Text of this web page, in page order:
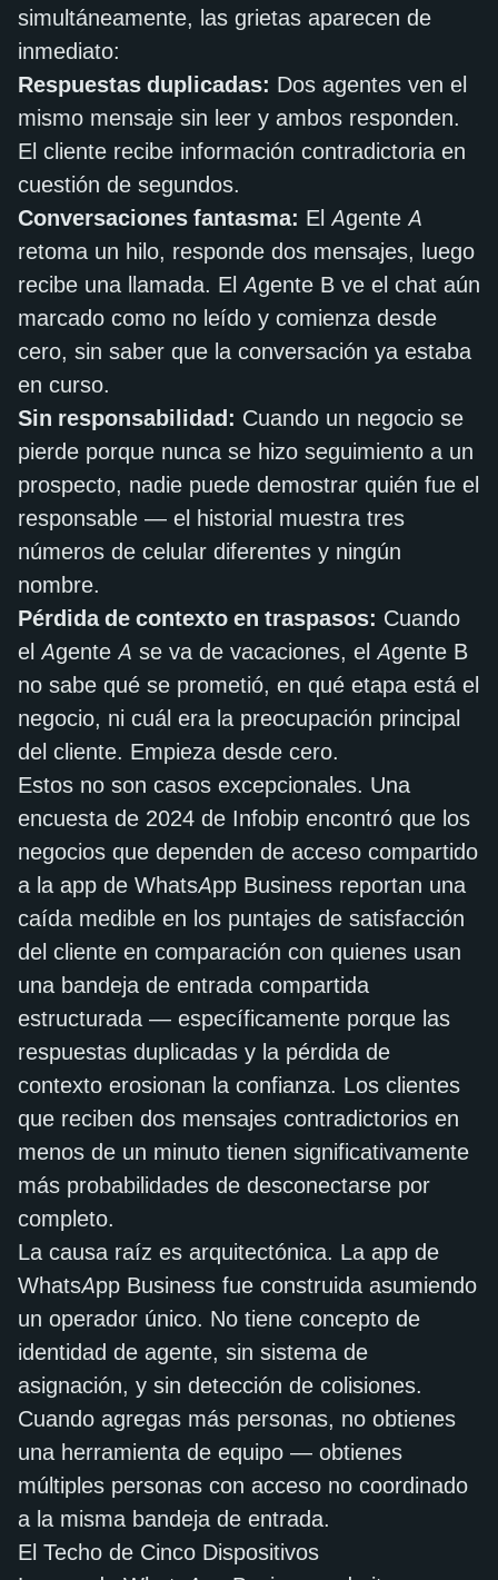
simultáneamente, las grietas aparecen de
inmediato:
Respuestas duplicadas: Dos agentes ven el
mismo mensaje sin leer y ambos responden.
El cliente recibe información contradictoria en
cuestión de segundos.
Conversaciones fantasma: El Agente A
retoma un hilo, responde dos mensajes, luego
recibe una llamada. El Agente B ve el chat aún
marcado como no leído y comienza desde
cero, sin saber que la conversación ya estaba
en curso.
Sin responsabilidad: Cuando un negocio se
pierde porque nunca se hizo seguimiento a un
prospecto, nadie puede demostrar quién fue el
responsable — el historial muestra tres
números de celular diferentes y ningún
nombre.
Pérdida de contexto en traspasos: Cuando
el Agente A se va de vacaciones, el Agente B
no sabe qué se prometió, en qué etapa está el
negocio, ni cuál era la preocupación principal
del cliente. Empieza desde cero.
Estos no son casos excepcionales. Una
encuesta de 2024 de Infobip encontró que los
negocios que dependen de acceso compartido
a la app de WhatsApp Business reportan una
caída medible en los puntajes de satisfacción
del cliente en comparación con quienes usan
una bandeja de entrada compartida
estructurada — específicamente porque las
respuestas duplicadas y la pérdida de
contexto erosionan la confianza. Los clientes
que reciben dos mensajes contradictorios en
menos de un minuto tienen significativamente
más probabilidades de desconectarse por
completo.
La causa raíz es arquitectónica. La app de
WhatsApp Business fue construida asumiendo
un operador único. No tiene concepto de
identidad de agente, sin sistema de
asignación, y sin detección de colisiones.
Cuando agregas más personas, no obtienes
una herramienta de equipo — obtienes
múltiples personas con acceso no coordinado
a la misma bandeja de entrada.
El Techo de Cinco Dispositivos